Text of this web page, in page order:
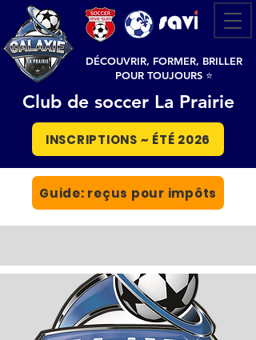
DÉCOUVRIR, FORMER, BRILLER
POUR TOUJOURS ⭐
Club de soccer La Prairie
INSCRIPTIONS ~ ÉTÉ 2026
Guide: reçus pour impôts